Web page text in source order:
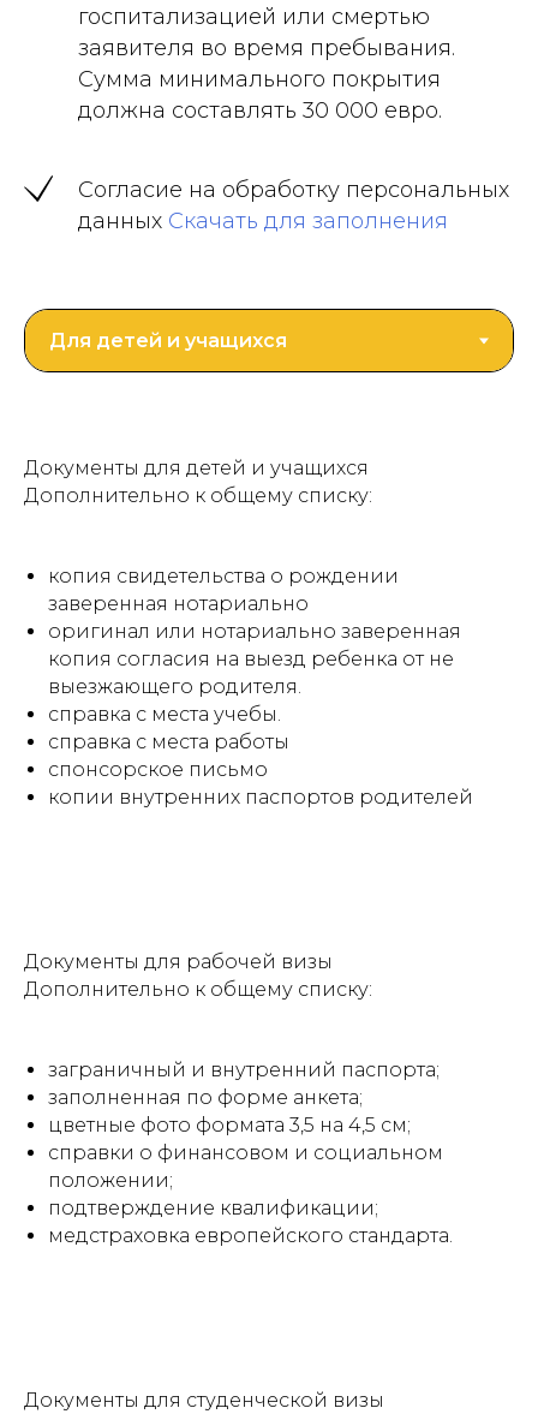
госпитализацией или смертью
заявителя во время пребывания.
Сумма минимального покрытия
должна составлять 30 000 евро.
Согласие на обработку персональных
данных Скачать для заполнения
Документы для детей и учащихся
Дополнительно к общему списку:
копия свидетельства о рождении
заверенная нотариально
оригинал или нотариально заверенная
копия согласия на выезд ребенка от не
выезжающего родителя.
справка с места учебы.
справка с места работы
спонсорское письмо
копии внутренних паспортов родителей
Документы для рабочей визы
Дополнительно к общему списку:
заграничный и внутренний паспорта;
заполненная по форме анкета;
цветные фото формата 3,5 на 4,5 см;
справки о финансовом и социальном
положении;
подтверждение квалификации;
медстраховка европейского стандарта.
Документы для студенческой визы